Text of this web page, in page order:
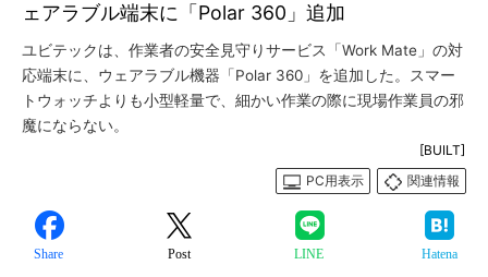
ェアラブル端末に「Polar 360」追加
ユビテックは、作業者の安全見守りサービス「Work Mate」の対
応端末に、ウェアラブル機器「Polar 360」を追加した。スマー
トウォッチよりも小型軽量で、細かい作業の際に現場作業員の邪
魔にならない。
[BUILT]
PC用表示
関連情報
Share Post LINE Hatena